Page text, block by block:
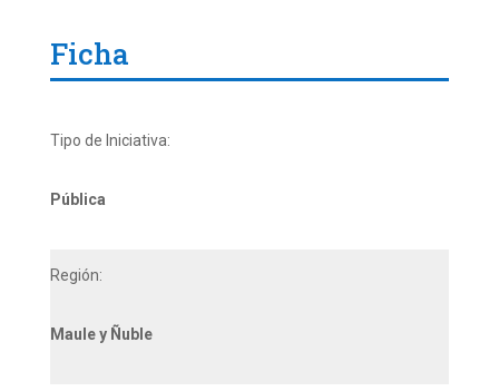
Ficha
Tipo de Iniciativa:
Pública
Región:
Maule y Ñuble